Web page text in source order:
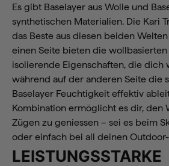
Es gibt Baselayer aus Wolle und
synthetischen Materialien. Die Kari
das Beste aus diesen beiden
einen Seite bieten die wollbasierten
isolierende Eigenschaften, die dich
während auf der anderen Seite die
Baselayer Feuchtigkeit effektiv
Kombination ermöglicht es dir, den
Zügen zu geniessen – sei es beim
oder einfach bei all deinen
LEISTUNGSSTARKE